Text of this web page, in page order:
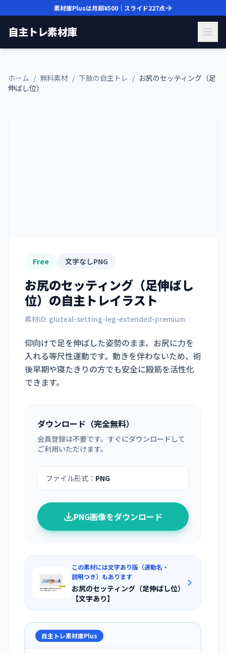
素材庫Plusは月額¥500 ｜スライド227点
自主トレ素材庫
ホーム / 無料素材 / 下肢の自主トレ / お尻のセッティング（足
伸ばし位）
Free 文字なしPNG
お尻のセッティング（足伸ばし
位） の自主トレイラスト
素材ID: gluteal-setting-leg-extended-premium
仰向けで足を伸ばした姿勢のまま、お尻に力を
入れる等尺性運動です。動きを伴わないため、術
後早期や寝たきりの方でも安全に殿筋を活性化
できます。
ダウンロード（完全無料）
会員登録は不要です。すぐにダウンロードして
ご利用いただけます。
ファイル形式： PNG
PNG画像をダウンロード
この素材には文字あり版（運動名・
説明つき）もあります
お尻のセッティング（足伸ばし位）
【文字あり】
自主トレ素材庫Plus